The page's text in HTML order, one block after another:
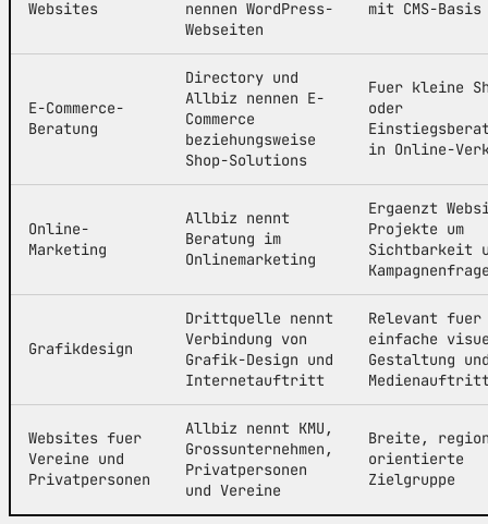
Websites
nennen WordPress-
Webseiten
mit CMS-Basis
E-Commerce-
Beratung
Directory und
Allbiz nennen E-
Commerce
beziehungsweise
Shop-Solutions
Fuer kleine
oder
in Online-
Online-
Marketing
Allbiz nennt
Beratung im
Onlinemarketing
Ergaenzt
Projekte um
Sichtbarkeit
Grafikdesign
Drittquelle nennt
Verbindung von
Grafik-Design und
Internetauftritt
Relevant fuer
einfache
Gestaltung
Websites fuer
Vereine und
Privatpersonen
Allbiz nennt KMU,
Grossunternehmen,
Privatpersonen
und Vereine
Breite,
orientierte
Zielgruppe